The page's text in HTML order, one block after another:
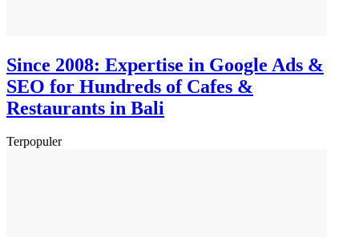
Since 2008: Expertise in Google Ads &
SEO for Hundreds of Cafes &
Restaurants in Bali
Terpopuler